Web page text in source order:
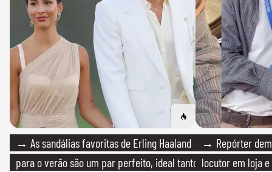
→ As sandálias favoritas de Erling Haaland
para o verão são um par perfeito, ideal tanto
→ Repórter
locutor em loja